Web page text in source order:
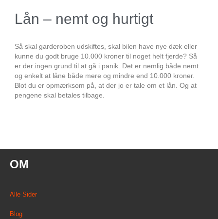
Lån – nemt og hurtigt
Så skal garderoben udskiftes, skal bilen have nye dæk eller
kunne du godt bruge 10.000 kroner til noget helt fjerde? Så
er der ingen grund til at gå i panik. Det er nemlig både nemt
og enkelt at låne både mere og mindre end 10.000 kroner.
Blot du er opmærksom på, at der jo er tale om et lån. Og at
pengene skal betales tilbage.
OM
Alle Sider
Blog